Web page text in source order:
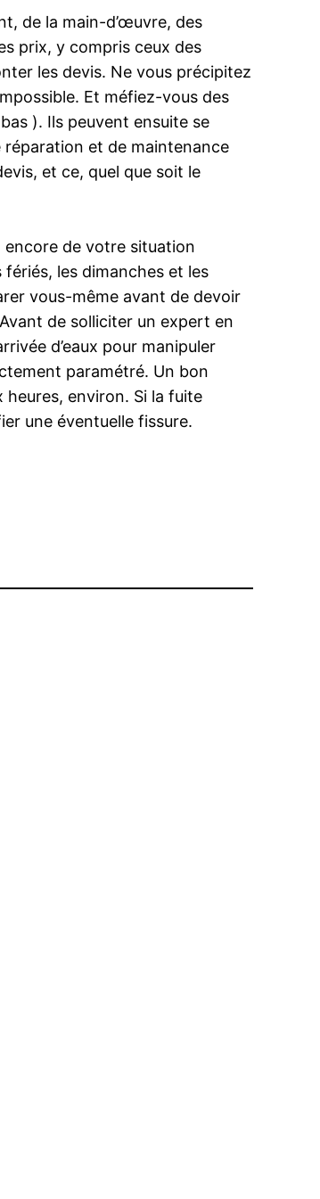
de la main-d’œuvre, des
prix, y compris ceux des
les devis. Ne vous précipitez
Et méfiez-vous des
). Ils peuvent ensuite se
et de maintenance
et ce, quel que soit le
encore de votre situation
les dimanches et les
vous-même avant de devoir
de solliciter un expert en
d’eaux pour manipuler
paramétré. Un bon
heures, environ. Si la fuite
une éventuelle fissure.